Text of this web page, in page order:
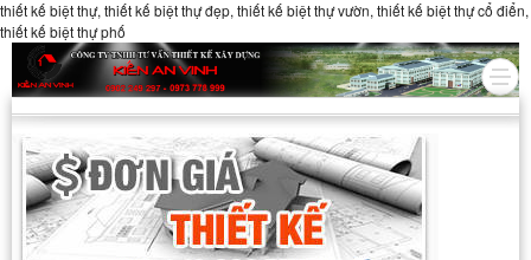
thiết kế biệt thự, thiết kế biệt thự đẹp, thiết kế biệt thự vườn, thiết kế biệt thự cổ điển,
thiết kế biệt thự phố